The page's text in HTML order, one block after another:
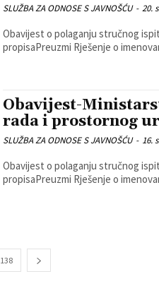
SLUŽBA ZA ODNOSE S JAVNOŠĆU - 20.
Obavijest o polaganju stručnog ispitaPreuzmi
propisaPreuzmi Rješenje
Obavijest-
rada i prostornog
SLUŽBA ZA ODNOSE S JAVNOŠĆU - 16.
Obavijest o polaganju stručnog ispitaPreuzmi
propisaPreuzmi Rješenje
138